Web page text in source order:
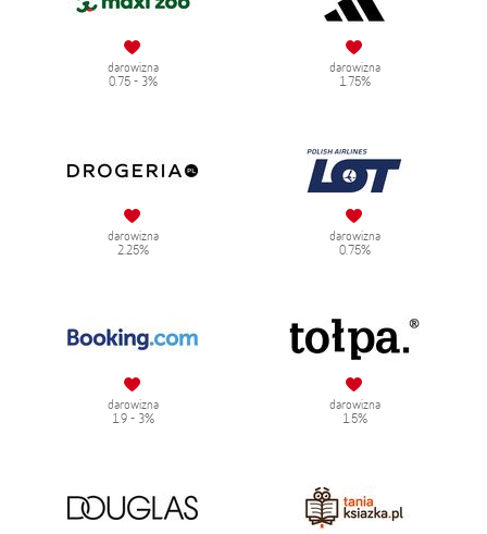
darowizna
0.75 - 3%
darowizna
1.75%
darowizna
2.25%
darowizna
0.75%
darowizna
1.9 - 3%
darowizna
1.5%